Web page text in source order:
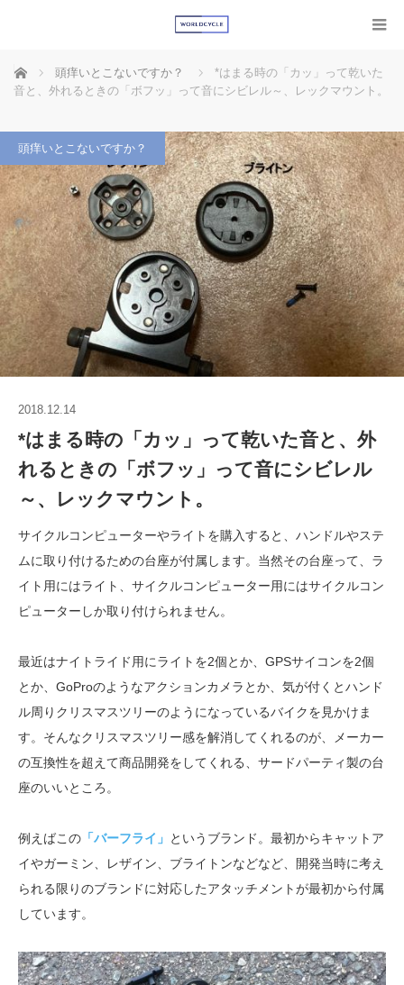
ホーム 頭痒いとこないですか？
*はまる時の「カッ」って乾いた
音と、外れるときの「ボフッ」って音にシビレル～、レックマウント。
頭痒いとこないですか？
2018.12.14
*はまる時の「カッ」って乾いた音と、外
れるときの「ボフッ」って音にシビレル
～、レックマウント。
サイクルコンピューターやライトを購入すると、ハンドルやステ
ムに取り付けるための台座が付属します。当然その台座って、ラ
イト用にはライト、サイクルコンピューター用にはサイクルコン
ピューターしか取り付けられません。
最近はナイトライド用にライトを2個とか、GPSサイコンを2個
とか、GoProのようなアクションカメラとか、気が付くとハンド
ル周りクリスマスツリーのようになっているバイクを見かけま
す。そんなクリスマスツリー感を解消してくれるのが、メーカー
の互換性を超えて商品開発をしてくれる、サードパーティ製の台
座のいいところ。
例えばこの 「バーフライ」 というブランド。最初からキャットア
イやガーミン、レザイン、ブライトンなどなど、開発当時に考え
られる限りのブランドに対応したアタッチメントが最初から付属
しています。